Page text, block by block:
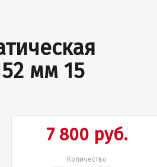
мм 15
7 800 руб.
Количество